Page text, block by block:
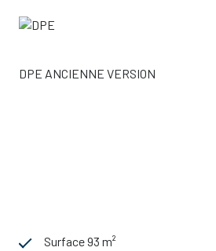
DPE ANCIENNE VERSION
Surface 93 m²